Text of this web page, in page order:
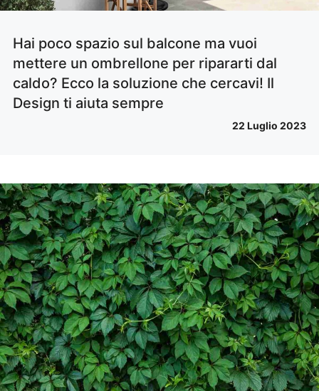
Hai poco spazio sul balcone ma vuoi
mettere un ombrellone per ripararti dal
caldo? Ecco la soluzione che cercavi! Il
Design ti aiuta sempre
22 Luglio 2023